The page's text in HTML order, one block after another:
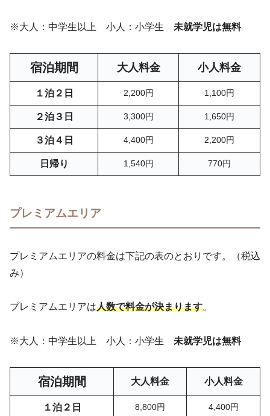
※大人：中学生以上 小人：小学生 未就学児は無料
宿泊期間 大人料金 小人料金
１泊２日 2,200円 1,100円
２泊３日 3,300円 1,650円
３泊４日 4,400円 2,200円
日帰り 1,540円 770円
プレミアムエリア
プレミアムエリアの料金は下記の表のとおりです。（税込
み）
プレミアムエリアは人数で料金が決まります。
※大人：中学生以上 小人：小学生 未就学児は無料
宿泊期間 大人料金 小人料金
１泊２日 8,800円 4,400円